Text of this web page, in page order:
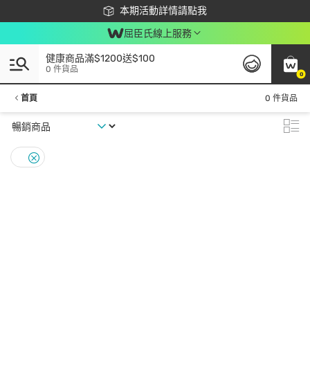
本期活動詳情請點我
下載app最高回饋$350
屈臣氏線上服務
0
健康商品滿$1200送$100
0 件貨品
首頁 0 件貨品